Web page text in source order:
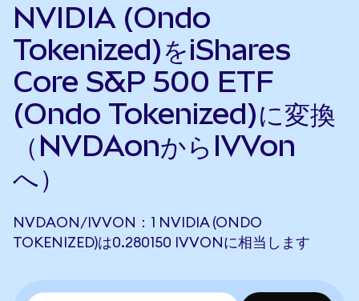
NVIDIA (Ondo
Tokenized)をiShares
Core S&P 500 ETF
(Ondo Tokenized)に変換
（NVDAonからIVVon
へ）
NVDAON/IVVON：1 NVIDIA (ONDO
TOKENIZED)は0.280150 IVVONに相当します